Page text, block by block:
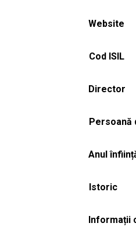
Website
Cod ISIL
Director
Persoană
Anul
Istoric
Informații